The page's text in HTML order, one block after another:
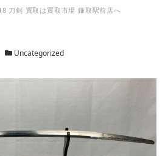
刀剣 買取は買取市場 鎌取駅前店へ
カテゴリー
Uncategorized